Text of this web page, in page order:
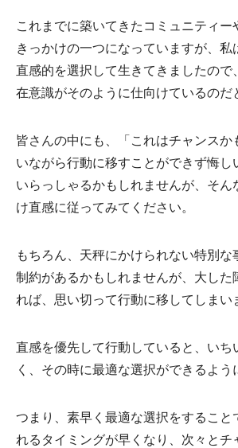
これまでに築いてきたコミュニティー
きっかけの一つになっていますが、私
直感的を選択して生きてきましたので
在意識がそのように仕向けているのだ
皆さんの中にも、「これはチャンスか
いながら行動に移すことができず悔し
いらっしゃるかもしれませんが、そん
け直感に従ってみてください。
もちろん、天秤にかけられない特別な
制約があるかもしれませんが、大した
れば、思い切って行動に移してしまい
直感を優先して行動していると、いち
く、その時に最適な選択ができるよう
つまり、素早く最適な選択をすること
れるタイミングが早くなり、次々とチ